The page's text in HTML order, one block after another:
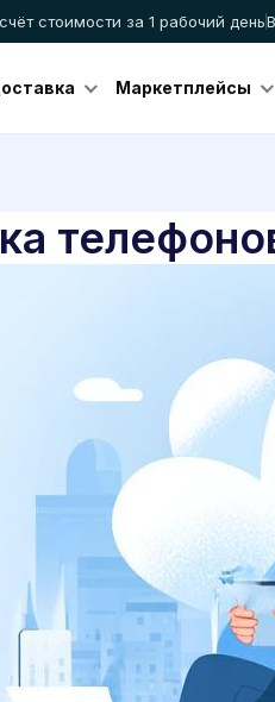
стоимости за 1 рабочий день
Маркетплейсы